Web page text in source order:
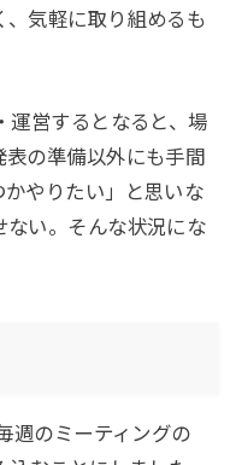
気軽に取り組めるも
運営するとなると、場
の準備以外にも手間
やりたい」と思いな
い。そんな状況にな
週のミーティングの